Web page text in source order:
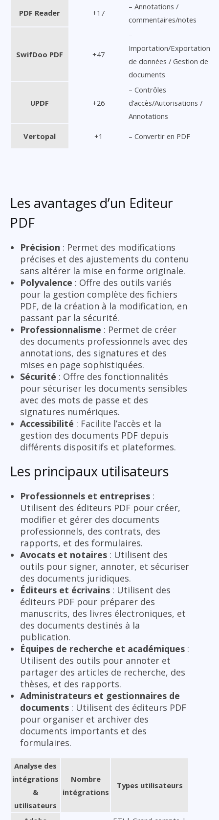
PDF Reader +17
– Annotations /
commentaires/notes
SwifDoo PDF +47
–
Importation/Exportation
de données / Gestion de
documents
UPDF +26
– Contrôles
d’accès/Autorisations /
Annotations
Vertopal +1 – Convertir en PDF
Les avantages d’un Editeur
PDF
Précision : Permet des modifications
précises et des ajustements du contenu
sans altérer la mise en forme originale.
Polyvalence : Offre des outils variés
pour la gestion complète des fichiers
PDF, de la création à la modification, en
passant par la sécurité.
Professionnalisme : Permet de créer
des documents professionnels avec des
annotations, des signatures et des
mises en page sophistiquées.
Sécurité : Offre des fonctionnalités
pour sécuriser les documents sensibles
avec des mots de passe et des
signatures numériques.
Accessibilité : Facilite l’accès et la
gestion des documents PDF depuis
différents dispositifs et plateformes.
Les principaux utilisateurs
Professionnels et entreprises :
Utilisent des éditeurs PDF pour créer,
modifier et gérer des documents
professionnels, des contrats, des
rapports, et des formulaires.
Avocats et notaires : Utilisent des
outils pour signer, annoter, et sécuriser
des documents juridiques.
Éditeurs et écrivains : Utilisent des
éditeurs PDF pour préparer des
manuscrits, des livres électroniques, et
des documents destinés à la
publication.
Équipes de recherche et académiques :
Utilisent des outils pour annoter et
partager des articles de recherche, des
thèses, et des rapports.
Administrateurs et gestionnaires de
documents : Utilisent des éditeurs PDF
pour organiser et archiver des
documents importants et des
formulaires.
Analyse des
intégrations
&
utilisateurs
Nombre
intégrations
Types utilisateurs